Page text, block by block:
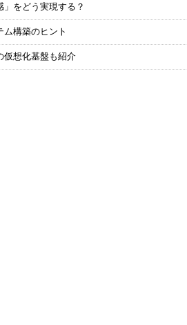
をどう実現する？
構築のヒント
仮想化基盤も紹介